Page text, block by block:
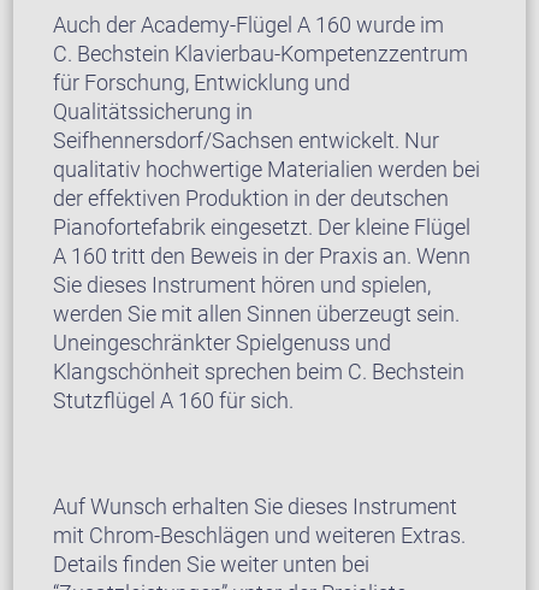
Auch der Academy-Flügel A 160 wurde im
C. Bechstein Klavierbau-Kompetenzzentrum
für Forschung, Entwicklung und
Qualitätssicherung in
Seifhennersdorf/Sachsen entwickelt. Nur
qualitativ hochwertige Materialien werden bei
der effektiven Produktion in der deutschen
Pianofortefabrik eingesetzt. Der kleine Flügel
A 160 tritt den Beweis in der Praxis an. Wenn
Sie dieses Instrument hören und spielen,
werden Sie mit allen Sinnen überzeugt sein.
Uneingeschränkter Spielgenuss und
Klangschönheit sprechen beim C. Bechstein
Stutzflügel A 160 für sich.
Auf Wunsch erhalten Sie dieses Instrument
mit Chrom-Beschlägen und weiteren Extras.
Details finden Sie weiter unten bei